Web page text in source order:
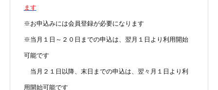
ます
※お申込みには会員登録が必要になります
※当月１日～２０日までの申込は、翌月１日より利用開始
可能です
当月２１日以降、末日までの申込は、翌々月１日より利
用開始可能です